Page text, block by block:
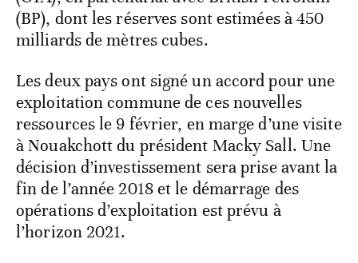
(BP), dont les réserves sont estimées à 450
milliards de mètres cubes.
Les deux pays ont signé un accord pour une
exploitation commune de ces nouvelles
ressources le 9 février, en marge d’une visite
à Nouakchott du président Macky Sall. Une
décision d’investissement sera prise avant la
fin de l’année 2018 et le démarrage des
opérations d’exploitation est prévu à
l’horizon 2021.